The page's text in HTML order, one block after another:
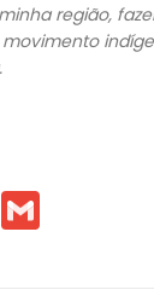
região,
Copy
Link